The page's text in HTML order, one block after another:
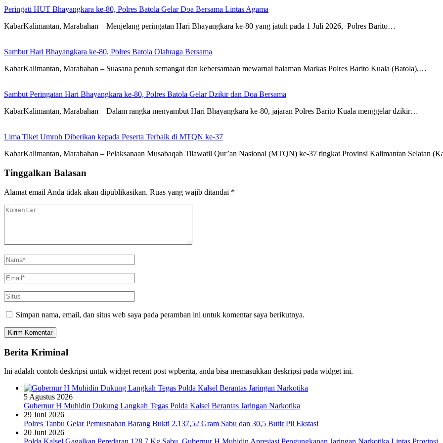
Peringati HUT Bhayangkara ke-80, Polres Batola Gelar Doa Bersama Lintas Agama
KabarKalimantan, Marabahan – ​Menjelang peringatan Hari Bhayangkara ke-80 yang jatuh pada 1 Juli 2026, Polres Barito…
Sambut Hari Bhayangkara ke-80, Polres Batola Olahraga Bersama
KabarKalimantan, Marabahan – Suasana penuh semangat dan kebersamaan mewarnai halaman Markas Polres Barito Kuala (Batola),…
Sambut Peringatan Hari Bhayangkara ke-80, Polres Batola Gelar Dzikir dan Doa Bersama
KabarKalimantan, Marabahan – Dalam rangka menyambut Hari Bhayangkara ke-80, jajaran Polres Barito Kuala menggelar dzikir…
Lima Tiket Umroh Diberikan kepada Peserta Terbaik di MTQN ke-37
KabarKalimantan, Marabahan – Pelaksanaan Musabaqah Tilawatil Qur’an Nasional (MTQN) ke-37 tingkat Provinsi Kalimantan Selatan
Tinggalkan Balasan
Alamat email Anda tidak akan dipublikasikan. Ruas yang wajib ditandai *
Simpan nama, email, dan situs web saya pada peramban ini untuk komentar saya berikutnya.
Berita Kriminal
Ini adalah contoh deskripsi untuk widget recent post wpberita, anda bisa memasukkan deskripsi pada widget ini.
5 Agustus 2026
Gubernur H Muhidin Dukung Langkah Tegas Polda Kalsel Berantas Jaringan Narkotika
29 Juni 2026
Polres Tanbu Gelar Pemusnahan Barang Bukti 2.137,52 Gram Sabu dan 30,5 Butir Pil Ekstasi
20 Juni 2026